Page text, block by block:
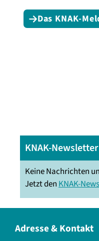
Das KNAK-
KNAK-Newsletter
Keine Nachrichten
Jetzt denKNAK-
Adresse & Kontakt